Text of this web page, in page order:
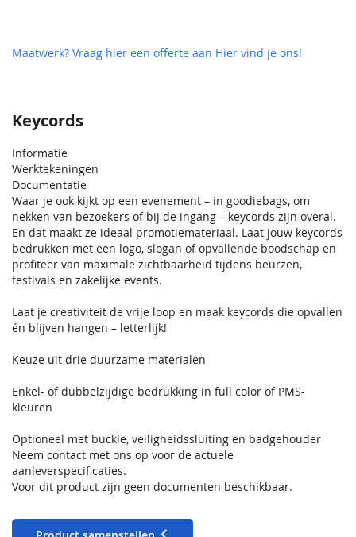
Keycords
Informatie
Werktekeningen
Documentatie
Waar je ook kijkt op een evenement – in goodiebags, om
nekken van bezoekers of bij de ingang – keycords zijn overal.
En dat maakt ze ideaal promotiemateriaal. Laat jouw keycords
bedrukken met een logo, slogan of opvallende boodschap en
profiteer van maximale zichtbaarheid tijdens beurzen,
festivals en zakelijke events.
Laat je creativiteit de vrije loop en maak keycords die opvallen
én blijven hangen – letterlijk!
Keuze uit drie duurzame materialen
Enkel- of dubbelzijdige bedrukking in full color of PMS-
kleuren
Optioneel met buckle, veiligheidssluiting en badgehouder
Neem contact met ons op voor de actuele
aanleverspecificaties.
Voor dit product zijn geen documenten beschikbaar.
Maatwerk? Vraag hier een offerte aan Hier vind je ons!